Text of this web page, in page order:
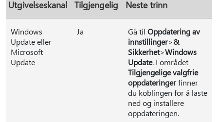
Utgivelseskanal Tilgjengelig Neste trinn
Windows
Update eller
Microsoft
Update
Ja Gå til Oppdatering av
innstillinger>&
Sikkerhet>Windows
Update. I området
Tilgjengelige valgfrie
oppdateringerfinner
du koblingen for å laste
ned og installere
oppdateringen.